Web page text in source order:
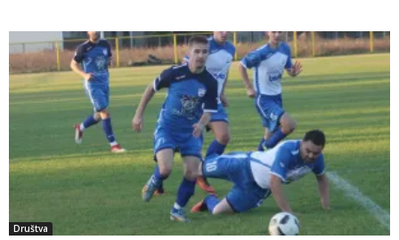
Društva